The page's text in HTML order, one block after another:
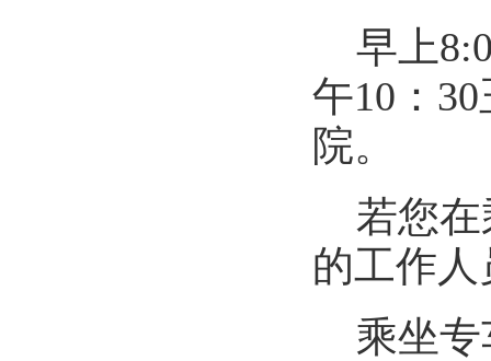
早上
午10 ： 30
院。
若您
的工作
乘坐